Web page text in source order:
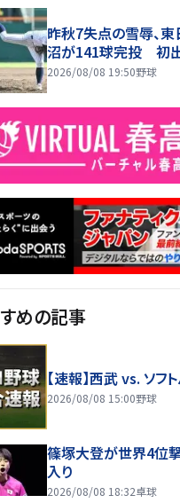
昨秋7失点の雪辱、東
沼が141球完投 初
2026/08/08 19:50野球
めの記事
【速報】西武 vs. ソフ
2026/08/08 15:00野球
篠塚大登が世界4位
入り
2026/08/08 18:32卓球